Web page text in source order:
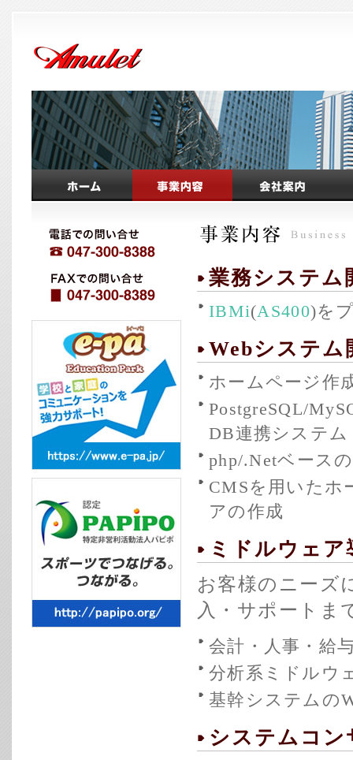
業務システム
IBMi(AS400)を
Webシステム
ホームページ作
PostgreSQL/
DB連携システム
php/.Netベース
CMSを用いたホ
アの作成
ミドルウェア
お客様のニーズ
入・サポートま
会計・人事・給
分析系ミドルウ
基幹システムの
システムコ